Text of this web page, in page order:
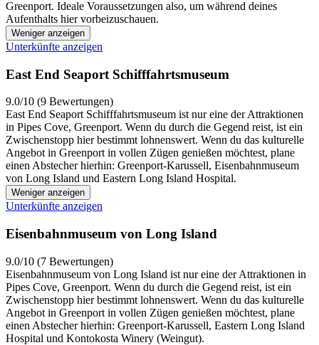
Greenport. Ideale Voraussetzungen also, um während deines
Aufenthalts hier vorbeizuschauen.
Weniger anzeigen
Unterkünfte anzeigen
East End Seaport Schifffahrtsmuseum
9.0/10 (9 Bewertungen)
East End Seaport Schifffahrtsmuseum ist nur eine der Attraktionen
in Pipes Cove, Greenport. Wenn du durch die Gegend reist, ist ein
Zwischenstopp hier bestimmt lohnenswert. Wenn du das kulturelle
Angebot in Greenport in vollen Zügen genießen möchtest, plane
einen Abstecher hierhin: Greenport-Karussell, Eisenbahnmuseum
von Long Island und Eastern Long Island Hospital.
Weniger anzeigen
Unterkünfte anzeigen
Eisenbahnmuseum von Long Island
9.0/10 (7 Bewertungen)
Eisenbahnmuseum von Long Island ist nur eine der Attraktionen in
Pipes Cove, Greenport. Wenn du durch die Gegend reist, ist ein
Zwischenstopp hier bestimmt lohnenswert. Wenn du das kulturelle
Angebot in Greenport in vollen Zügen genießen möchtest, plane
einen Abstecher hierhin: Greenport-Karussell, Eastern Long Island
Hospital und Kontokosta Winery (Weingut).